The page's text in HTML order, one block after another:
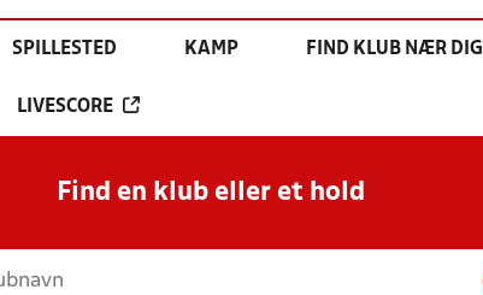
SPILLESTED KAMP FIND KLUB NÆR DIG
LIVESCORE
Find en klub eller et hold